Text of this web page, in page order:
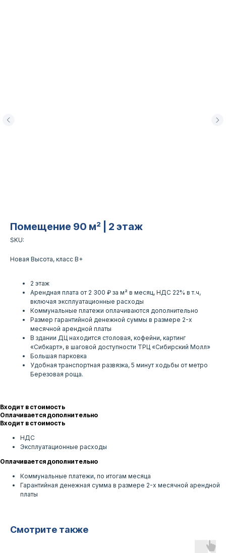
Помещение 90 м² | 2 этаж
SKU:
Новая Высота, класс B+
2 этаж
Арендная плата от 2 300 ₽ за м² в месяц, НДС 22% в т.ч,
включая эксплуатационные расходы
Коммунальные платежи оплачиваются дополнительно
Размер гарантийной денежной суммы в размере 2-х
месячной арендной платы
В здании ДЦ находится столовая, кофейни, картинг
«Сибкарт», в шаговой доступности ТРЦ «Сибирский Молл»
Большая парковка
Удобная транспортная развязка, 5 минут ходьбы от метро
Березовая роща.
Входит в стоимость
Оплачивается дополнительно
Входит в стоимость
НДС
Эксплуатационные расходы
Оплачивается дополнительно
Коммунальные платежи, по итогам месяца
Гарантийная денежная сумма в размере 2-х месячной арендной
платы
Смотрите также